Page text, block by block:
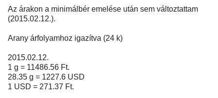
Az árakon a minimálbér emelése után sem változtattam
(2015.02.12.).
Arany árfolyamhoz igazítva (24 k)
2015.02.12.
1 g = 11486.56 Ft.
28.35 g = 1227.6 USD
1 USD = 271.37 Ft.